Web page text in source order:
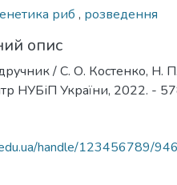
риб , розведення
опис
/ С. О. Костенко, Н.
НУБіП України, 2022. -
handle/123456789/